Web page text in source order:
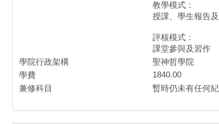
教學模式：
授課、學生報告
評核模式：
課堂參與及習作
學院行政架構
聖神哲學院
學費
1840.00
兼修科目
暫時仍未有任何